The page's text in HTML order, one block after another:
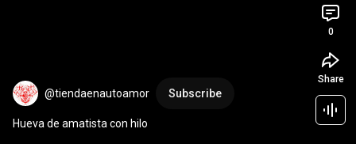
@tiendaenautoamor Subscribe
Hueva de amatista con hilo
0
Share